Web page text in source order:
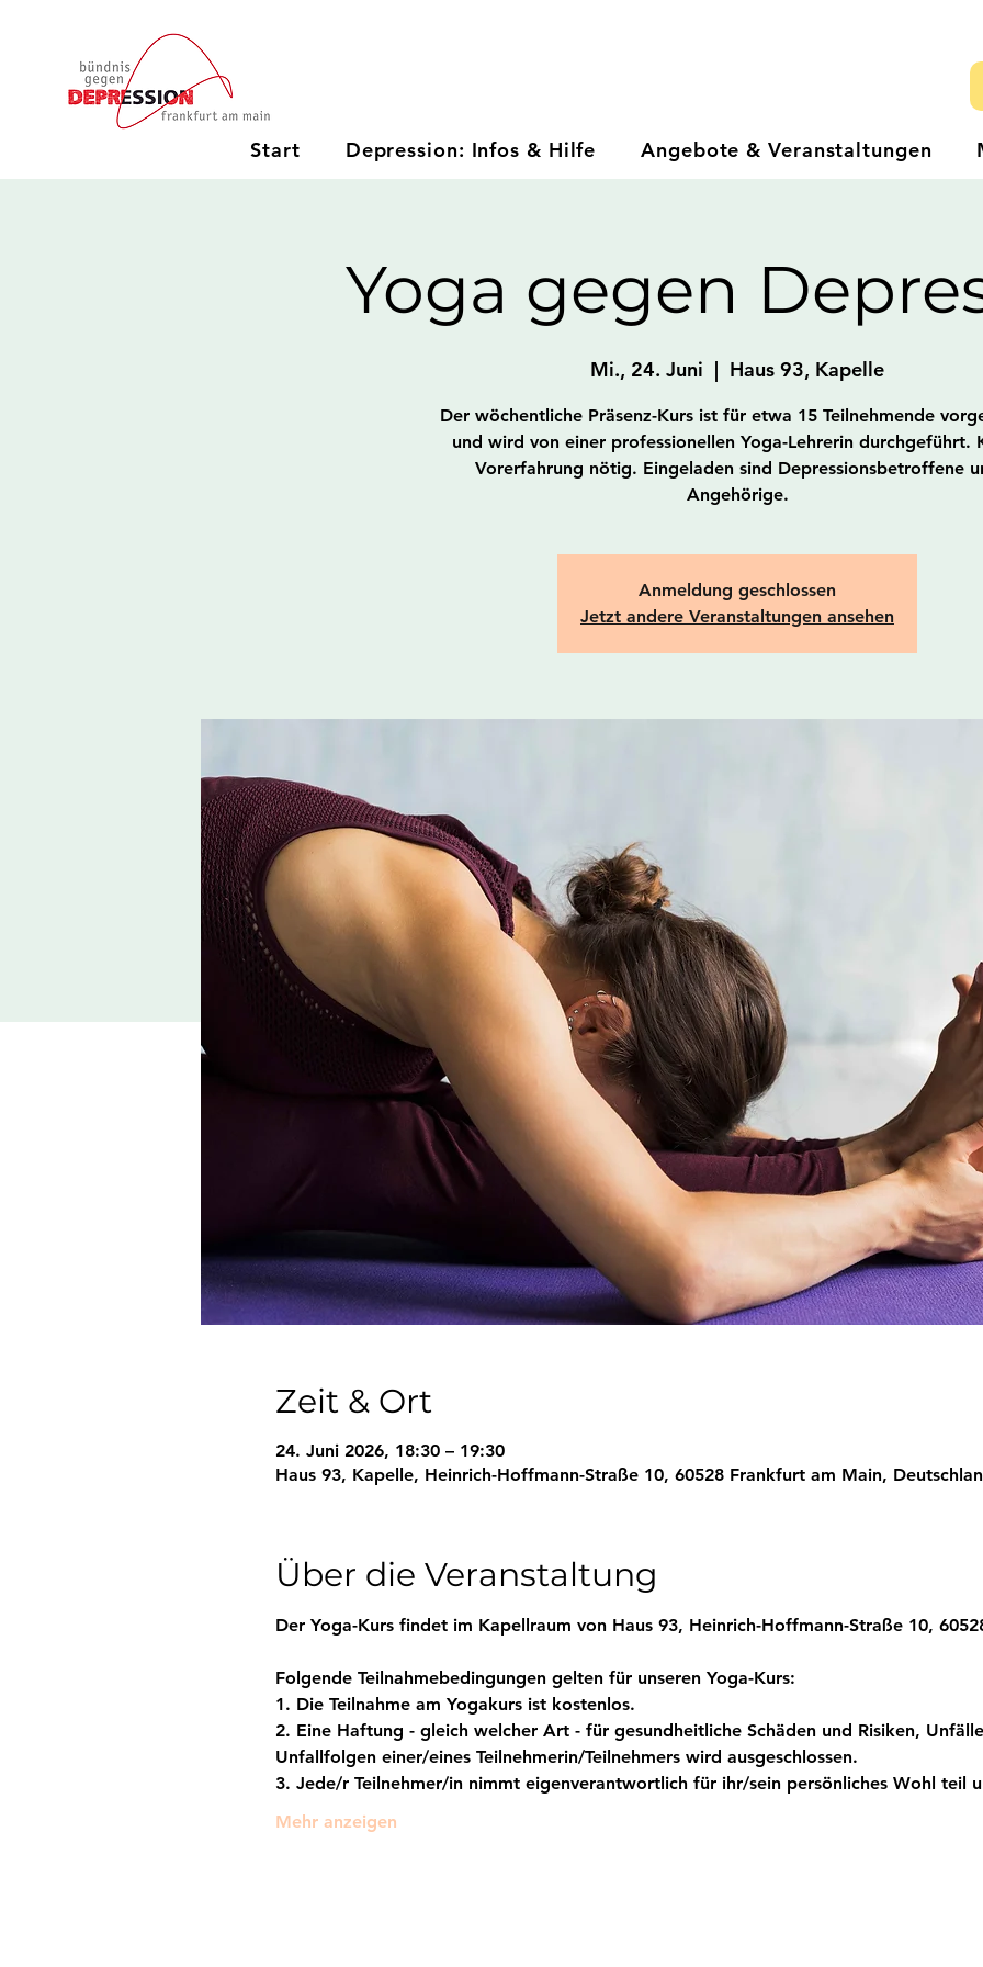
Start Depression: Infos & Hilfe Angebote & Veranstaltungen
Yoga gegen
Mi., 24. Juni
  |
Haus 93, Kapelle
Der wöchentliche Präsenz-Kurs ist für etwa 15 Teilnehmende
und wird von einer professionellen Yoga-Lehrerin durchgeführt.
Vorerfahrung nötig. Eingeladen sind Depressionsbetroffene
Angehörige.
Anmeldung geschlossen
Jetzt andere Veranstaltungen ansehen
Zeit & Ort
24. Juni 2026, 18:30 – 19:30
Haus 93, Kapelle, Heinrich-Hoffmann-Straße 10, 60528 Frankfurt am Main,
Über die Veranstaltung
Der Yoga-Kurs findet im Kapellraum von Haus 93, Heinrich-Hoffmann-Straße 10,
Folgende Teilnahmebedingungen gelten für unseren Yoga-Kurs:
1. Die Teilnahme am Yogakurs ist kostenlos.
2. Eine Haftung - gleich welcher Art - für gesundheitliche Schäden und Risiken,
Unfallfolgen einer/eines Teilnehmerin/Teilnehmers wird ausgeschlossen.
3. Jede/r Teilnehmer/in nimmt eigenverantwortlich für ihr/sein persönliches Wohl teil
Mehr anzeigen